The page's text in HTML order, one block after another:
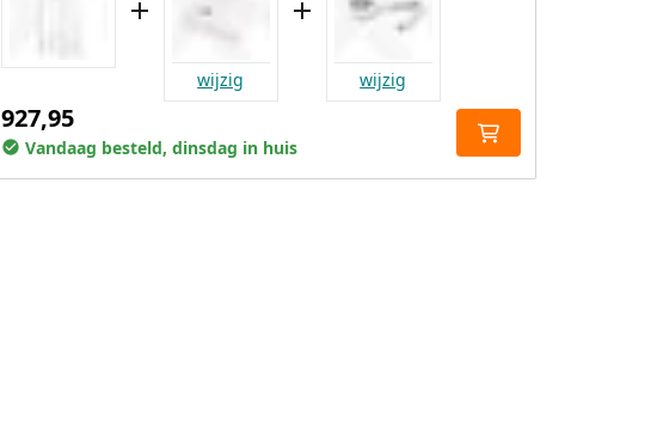
wijzig wijzig
927,95
Vandaag besteld, dinsdag in huis